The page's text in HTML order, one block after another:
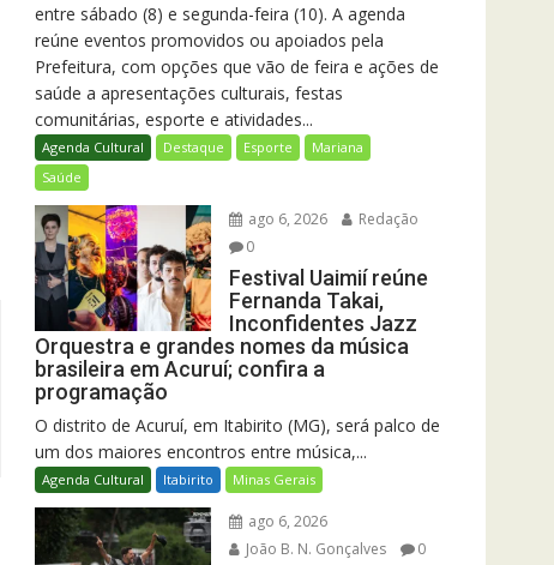
entre sábado (8) e segunda-feira (10). A agenda
reúne eventos promovidos ou apoiados pela
Prefeitura, com opções que vão de feira e ações de
saúde a apresentações culturais, festas
comunitárias, esporte e atividades...
Agenda Cultural Destaque Esporte
Mariana
Saúde
ago 6, 2026
Redação
0
Festival Uaimií reúne
Fernanda Takai,
Inconfidentes Jazz
Orquestra e grandes nomes da música
brasileira em Acuruí; confira a
programação
O distrito de Acuruí, em Itabirito (MG), será palco de
um dos maiores encontros entre música,...
Agenda Cultural Itabirito Minas Gerais
ago 6, 2026
João B. N. Gonçalves
0